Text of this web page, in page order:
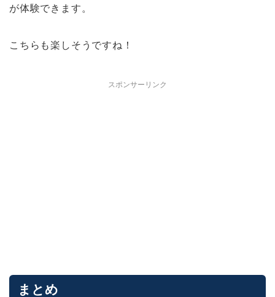
が体験できます。
こちらも楽しそうですね！
スポンサーリンク
まとめ